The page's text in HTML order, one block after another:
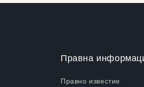
Правна
Правно известие